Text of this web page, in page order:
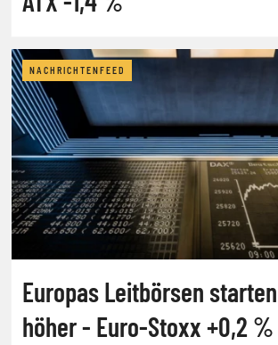
NACHRICHTENFEED
Europas Leitbörsen
höher - Euro-Stoxx +0,2 %